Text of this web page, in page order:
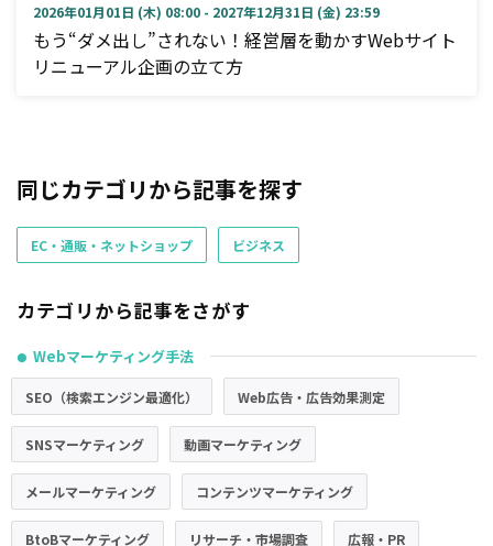
2026年01月01日 (木) 08:00 - 2027年12月31日 (金) 23:59
もう“ダメ出し”されない！経営層を動かすWebサイト
リニューアル企画の立て方
同じカテゴリから記事を探す
EC・通販・ネットショップ ビジネス
カテゴリから記事をさがす
● Webマーケティング手法
SEO（検索エンジン最適化） Web広告・広告効果測定
SNSマーケティング 動画マーケティング
メールマーケティング コンテンツマーケティング
BtoBマーケティング リサーチ・市場調査 広報・PR